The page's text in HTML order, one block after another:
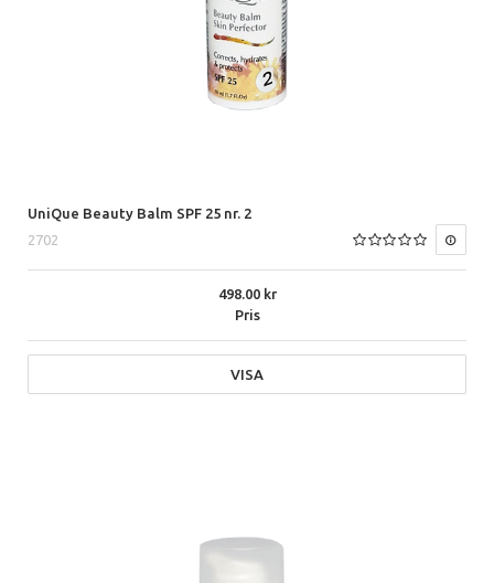
UniQue Beauty Balm SPF 25 nr. 2
2702
Pris
498.00
VISA